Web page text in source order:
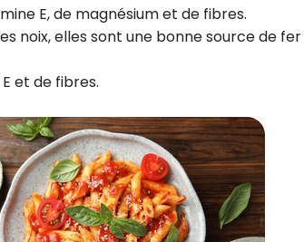
E, de magnésium et de fibres.
noix, elles sont une bonne source de
et de fibres.